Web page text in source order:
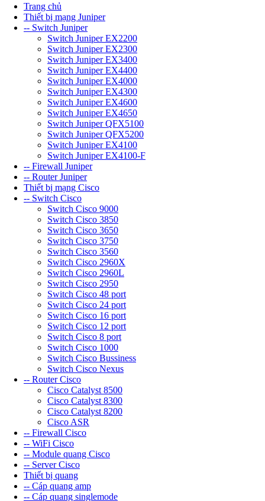
Trang chủ
Thiết bị mạng Juniper
-- Switch Juniper
Switch Juniper EX2200
Switch Juniper EX2300
Switch Juniper EX3400
Switch Juniper EX4400
Switch Juniper EX4000
Switch Juniper EX4300
Switch Juniper EX4600
Switch Juniper EX4650
Switch Juniper QFX5100
Switch Juniper QFX5200
Switch Juniper EX4100
Switch Juniper EX4100-F
-- Firewall Juniper
-- Router Juniper
Thiết bị mạng Cisco
-- Switch Cisco
Switch Cisco 9000
Switch Cisco 3850
Switch Cisco 3650
Switch Cisco 3750
Switch Cisco 3560
Switch Cisco 2960X
Switch Cisco 2960L
Switch Cisco 2950
Switch Cisco 48 port
Switch Cisco 24 port
Switch Cisco 16 port
Switch Cisco 12 port
Switch Cisco 8 port
Switch Cisco 1000
Switch Cisco Bussiness
Switch Cisco Nexus
-- Router Cisco
Cisco Catalyst 8500
Cisco Catalyst 8300
Cisco Catalyst 8200
Cisco ASR
-- Firewall Cisco
-- WiFi Cisco
-- Module quang Cisco
-- Server Cisco
Thiết bị quang
-- Cáp quang amp
-- Cáp quang singlemode